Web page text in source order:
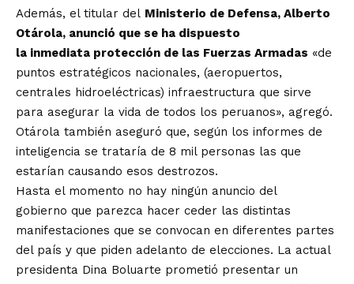
Además, el titular del Ministerio de Defensa, Alberto
Otárola, anunció que se ha dispuesto
la inmediata protección de las Fuerzas Armadas «de
puntos estratégicos nacionales, (aeropuertos,
centrales hidroeléctricas) infraestructura que sirve
para asegurar la vida de todos los peruanos», agregó.
Otárola también aseguró que, según los informes de
inteligencia se trataría de 8 mil personas las que
estarían causando esos destrozos.
Hasta el momento no hay ningún anuncio del
gobierno que parezca hacer ceder las distintas
manifestaciones que se convocan en diferentes partes
del país y que piden adelanto de elecciones. La actual
presidenta Dina Boluarte prometió presentar un